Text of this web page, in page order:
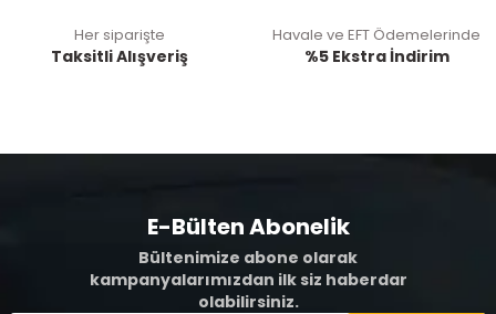
Her siparişte
Taksitli Alışveriş
Havale ve EFT Ödemelerinde
%5 Ekstra İndirim
E-Bülten Abonelik
Bültenimize abone olarak
kampanyalarımızdan ilk siz haberdar
olabilirsiniz.